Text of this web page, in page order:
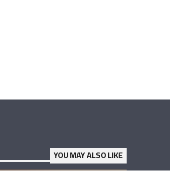
YOU MAY ALSO LIKE